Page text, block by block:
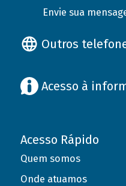
Envie sua
Outros
Acesso à
Acesso Rápido
Quem somos
Onde atuamos